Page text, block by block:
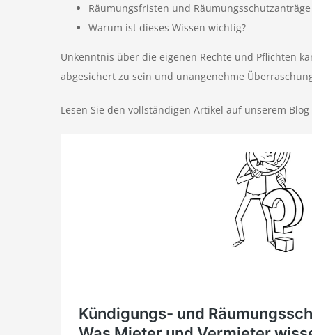
Räumungsfristen und Räumungsschutzanträge
Warum ist dieses Wissen wichtig?
Unkenntnis über die eigenen Rechte und Pflichten
abgesichert zu sein und unangenehme
Lesen Sie den vollständigen Artikel auf unserem